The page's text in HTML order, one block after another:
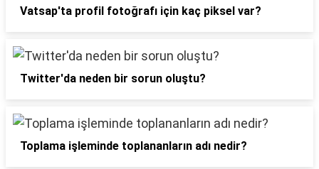
Vatsap'ta profil fotoğrafı için kaç piksel var?
Twitter'da neden bir sorun oluştu?
Toplama işleminde toplananların adı nedir?